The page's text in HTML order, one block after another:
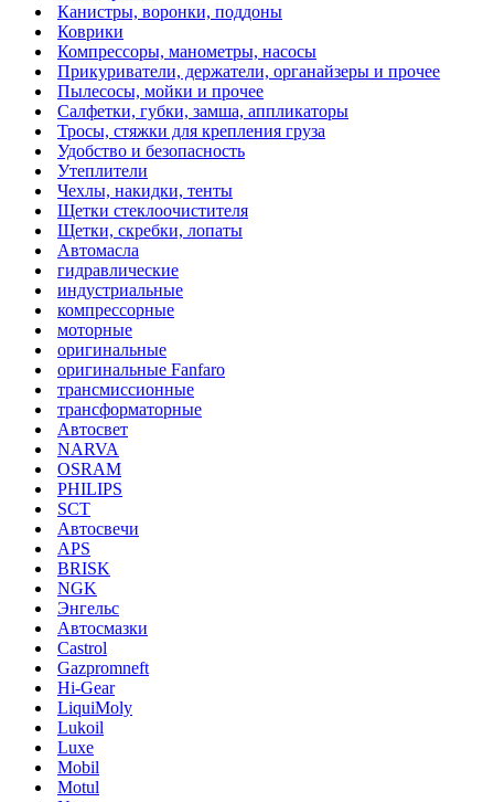
Канистры, воронки, поддоны
Коврики
Компрессоры, манометры, насосы
Прикуриватели, держатели, органайзеры и прочее
Пылесосы, мойки и прочее
Салфетки, губки, замша, аппликаторы
Тросы, стяжки для крепления груза
Удобство и безопасность
Утеплители
Чехлы, накидки, тенты
Щетки стеклоочистителя
Щетки, скребки, лопаты
Автомасла
гидравлические
индустриальные
компрессорные
моторные
оригинальные
оригинальные Fanfaro
трансмиссионные
трансформаторные
Автосвет
NARVA
OSRAM
PHILIPS
SCT
Автосвечи
APS
BRISK
NGK
Энгельс
Автосмазки
Castrol
Gazpromneft
Hi-Gear
LiquiMoly
Lukoil
Luxe
Mobil
Motul